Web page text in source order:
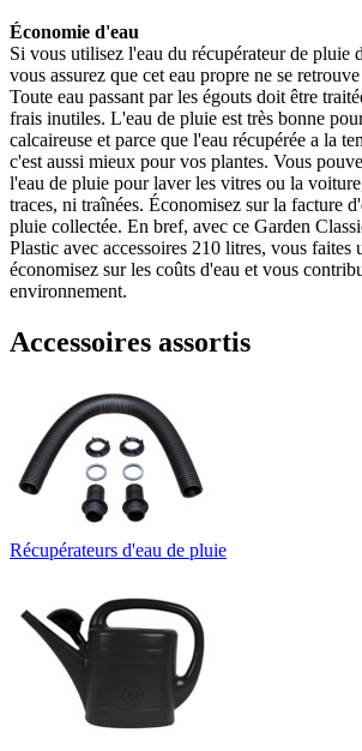
Économie d'eau
Si vous utilisez l'eau du récupérateur de pluie
vous assurez que cet eau propre ne se
Toute eau passant par les égouts doit être
frais inutiles. L'eau de pluie est très bonne
calcaireuse et parce que l'eau récupérée a la
c'est aussi mieux pour vos plantes. Vous
l'eau de pluie pour laver les vitres ou la
traces, ni traînées. Économisez sur la facture
pluie collectée. En bref, avec ce Garden
Plastic avec accessoires 210 litres, vous faites
économisez sur les coûts d'eau et vous
environnement.
Accessoires assortis
Récupérateurs d'eau de pluie